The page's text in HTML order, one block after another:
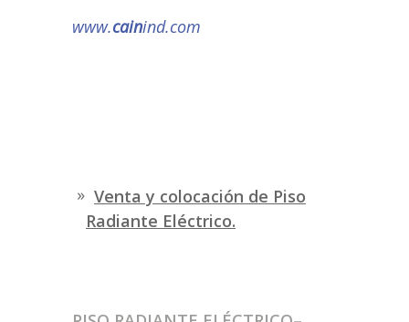
www.cainind.com
Venta y colocación de Piso
Radiante Eléctrico.